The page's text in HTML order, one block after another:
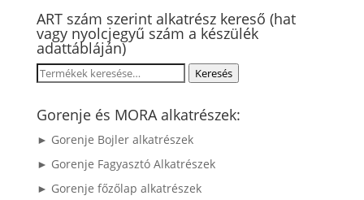
ART szám szerint alkatrész kereső (hat
vagy nyolcjegyű szám a készülék
adattábláján)
Keresés
következőre:
Keresés
Gorenje és MORA alkatrészek:
► Gorenje Bojler alkatrészek
► Gorenje Fagyasztó Alkatrészek
► Gorenje főzőlap alkatrészek